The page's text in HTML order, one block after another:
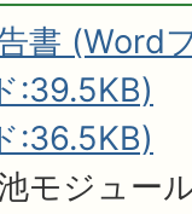
書 (Word
:39.5KB)
:36.5KB)
モジュー